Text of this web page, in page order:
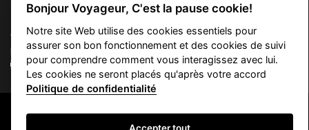
Vacation Key Corp. 2905 Point East Drive #L-215. Aventura.
FLORIDA 33160.
info@vacationkey.com
Copyright © 2026 Vacation Key Corp.
Bonjour Voyageur, C'est la pause cookie!
Notre site Web utilise des cookies essentiels pour
assurer son bon fonctionnement et des cookies de suivi
pour comprendre comment vous interagissez avec lui.
Les cookies ne seront placés qu'après votre accord
Politique de confidentialité